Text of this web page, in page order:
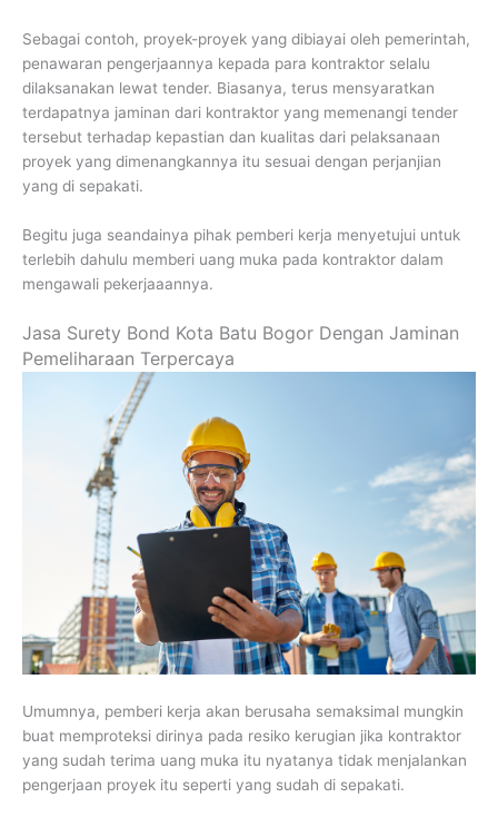
Sebagai contoh, proyek-proyek yang dibiayai oleh pemerintah,
penawaran pengerjaannya kepada para kontraktor selalu
dilaksanakan lewat tender. Biasanya, terus mensyaratkan
terdapatnya jaminan dari kontraktor yang memenangi tender
tersebut terhadap kepastian dan kualitas dari pelaksanaan
proyek yang dimenangkannya itu sesuai dengan perjanjian
yang di sepakati.
Begitu juga seandainya pihak pemberi kerja menyetujui untuk
terlebih dahulu memberi uang muka pada kontraktor dalam
mengawali pekerjaaannya.
Jasa Surety Bond Kota Batu Bogor Dengan Jaminan
Pemeliharaan Terpercaya
Umumnya, pemberi kerja akan berusaha semaksimal mungkin
buat memproteksi dirinya pada resiko kerugian jika kontraktor
yang sudah terima uang muka itu nyatanya tidak menjalankan
pengerjaan proyek itu seperti yang sudah di sepakati.